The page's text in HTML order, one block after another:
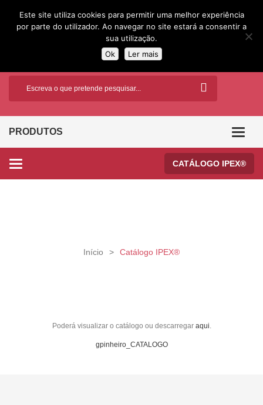
PRODUTOS
Categories CATÁLOGO IPEX®
Início > Catálogo IPEX®
Poderá visualizar o catálogo ou descarregar aqui.
gpinheiro_CATALOGO
Este site utiliza cookies para permitir uma melhor experiência
por parte do utilizador. Ao navegar no site estará a consentir a
sua utilização.
Ok
Ler mais